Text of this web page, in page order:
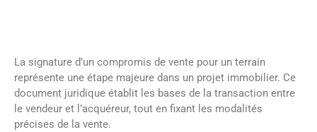
La signature d’un compromis de vente pour un terrain
représente une étape majeure dans un projet immobilier. Ce
document juridique établit les bases de la transaction entre
le vendeur et l’acquéreur, tout en fixant les modalités
précises de la vente.